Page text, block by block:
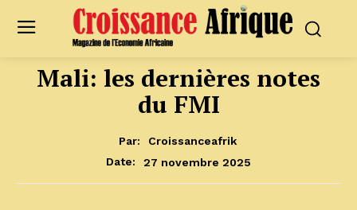
Mali: les dernières notes
du FMI
Par:
Croissanceafrik
Date:
27 novembre 2025